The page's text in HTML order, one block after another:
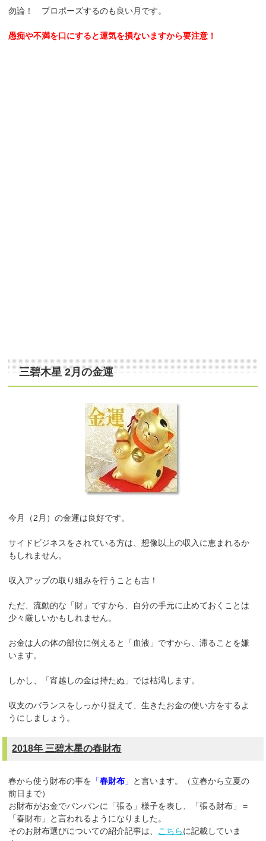
勿論！ プロポーズするのも良い月です。
愚痴や不満を口にすると運気を損ないますから要注意！
三碧木星 2月の金運
今月（2月）の金運は良好です。
サイドビジネスをされている方は、想像以上の収入に恵まれるか
もしれません。
収入アップの取り組みを行うことも吉！
ただ、流動的な「財」ですから、自分の手元に止めておくことは
少々厳しいかもしれません。
お金は人の体の部位に例えると「血液」ですから、滞ることを嫌
います。
しかし、「宵越しの金は持たぬ」では枯渇します。
収支のバランスをしっかり捉えて、生きたお金の使い方をするよ
うにしましょう。
2018年 三碧木星の春財布
春から使う財布の事を 「春財布 」 と言います。（立春から立夏の
前日まで）
お財布がお金でパンパンに「張る」様子を表し、「張る財布」＝
「春財布」と言われるようになりました。
そのお財布選びについての紹介記事は、 こちらに記載していま